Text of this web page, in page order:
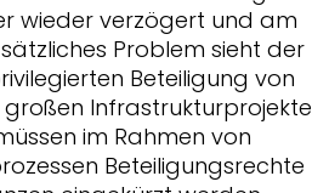
wieder verzögert und am
Problem sieht der
Beteiligung von
Infrastrukturprojekte
im Rahmen von
Beteiligungsrechte